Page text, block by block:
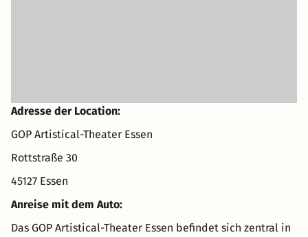
Adresse der Location:
GOP Artistical-Theater Essen
Rottstraße 30
45127 Essen
Anreise mit dem Auto:
Das GOP Artistical-Theater Essen befindet sich zentral in